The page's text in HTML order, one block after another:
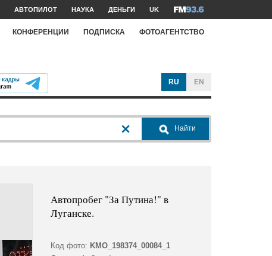
АВТОПИЛОТ НАУКА ДЕНЬГИ UK
КОНФЕРЕНЦИИ ПОДПИСКА ФОТОАГЕНТСТВО
RU EN
Найти
Автопробег "За Путина!" в
Луганске.
Код фото: KMO_198374_00084_1